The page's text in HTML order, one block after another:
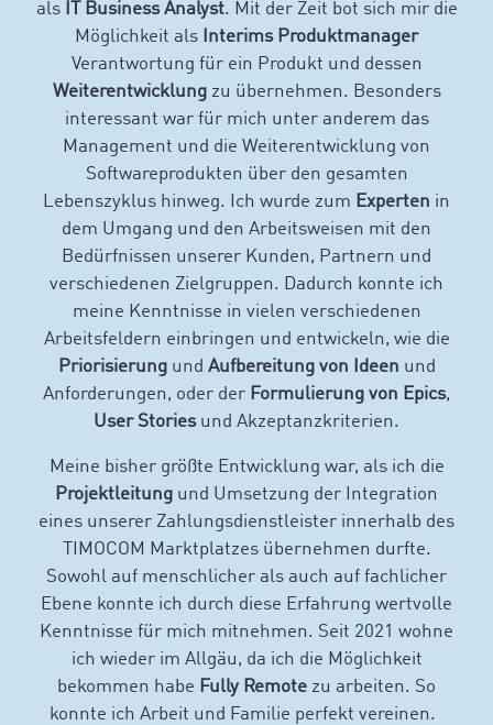
als IT Business Analyst. Mit der Zeit bot sich mir die
Möglichkeit als Interims Produktmanager
Verantwortung für ein Produkt und dessen
Weiterentwicklungzu übernehmen. Besonders
interessant war für mich unter anderem das
Management und die Weiterentwicklung von
Softwareprodukten über den gesamten
Lebenszyklus hinweg. Ich wurde zum Experten in
dem Umgang und den Arbeitsweisen mit den
Bedürfnissen unserer Kunden, Partnern und
verschiedenen Zielgruppen. Dadurch konnte ich
meine Kenntnisse in vielen verschiedenen
Arbeitsfeldern einbringen und entwickeln, wie die
Priorisierung und Aufbereitung von Ideen und
Anforderungen, oder der Formulierung von Epics,
User Storiesund Akzeptanzkriterien.
Meine bisher größte Entwicklung war, als ich die
Projektleitung und Umsetzung der Integration
eines unserer Zahlungsdienstleister innerhalb des
TIMOCOM Marktplatzes übernehmen durfte.
Sowohl auf menschlicher als auch auf fachlicher
Ebene konnte ich durch diese Erfahrung wertvolle
Kenntnisse für mich mitnehmen. Seit 2021 wohne
ich wieder im Allgäu, da ich die Möglichkeit
bekommen habe Fully Remote zu arbeiten. So
konnte ich Arbeit und Familie perfekt vereinen.